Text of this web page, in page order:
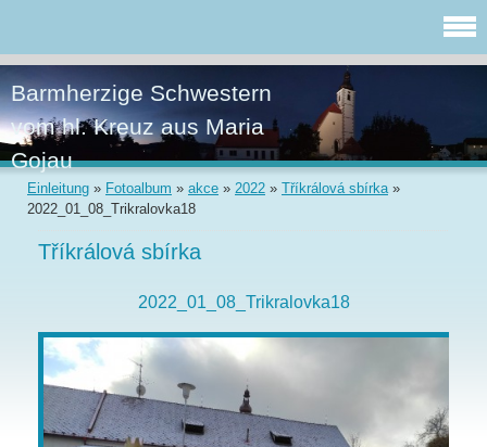
Barmherzige Schwestern
vom hl. Kreuz aus Maria
Gojau
Einleitung » Fotoalbum » akce » 2022 » Tříkrálová sbírka»
2022_01_08_Trikralovka18
Tříkrálová sbírka
2022_01_08_Trikralovka18